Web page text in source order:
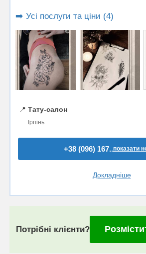
➡️ Усі послуги та ціни (4)
📍 Тату-салон
Ірпінь
+38 (096) 167..показати
Докладніше
Потрібні клієнти?